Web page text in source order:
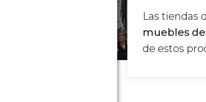
Las tiendas
muebles
de estos